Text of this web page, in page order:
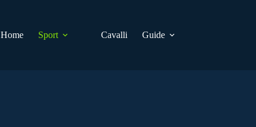
Home
Sport Cavalli Guide